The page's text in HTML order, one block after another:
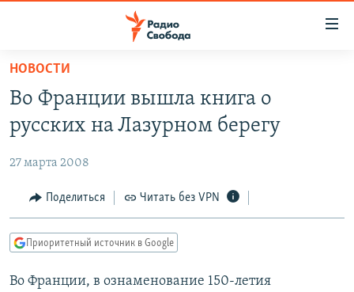
упрощенного
доступа
основному
Вернутся
главной
навигации
Вернутся
ПОДКАСТЫ
АВТОРСКИЕ ПРОЕКТЫ
ЦИТАТЫ СВОБОДЫ
МНЕНИЯ
IDEL.РЕАЛИИ
КАВКАЗ.РЕАЛИИ
НОВОСТИ
Во Франции вышла книга о
русских на Лазурном берегу
27 марта 2008
Поделиться Читать без VPN
Приоритетный источник в Google
Во Франции, в ознаменование 150-летия